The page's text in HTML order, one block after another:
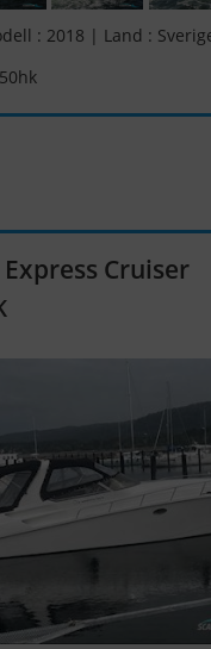
: 2018 | Land :
Cruiser